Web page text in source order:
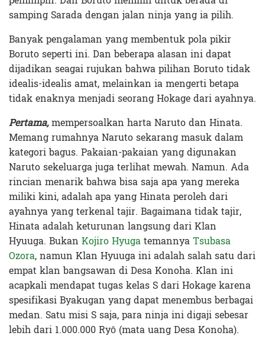
samping Sarada dengan jalan ninja yang ia pilih.
Banyak pengalaman yang membentuk pola pikir
Boruto seperti ini. Dan beberapa alasan ini dapat
dijadikan seagai rujukan bahwa pilihan Boruto tidak
idealis-idealis amat, melainkan ia mengerti betapa
tidak enaknya menjadi seorang Hokage dari ayahnya.
Pertama,mempersoalkan harta Naruto dan Hinata.
Memang rumahnya Naruto sekarang masuk dalam
kategori bagus. Pakaian-pakaian yang digunakan
Naruto sekeluarga juga terlihat mewah. Namun. Ada
rincian menarik bahwa bisa saja apa yang mereka
miliki kini, adalah apa yang Hinata peroleh dari
ayahnya yang terkenal tajir. Bagaimana tidak tajir,
Hinata adalah keturunan langsung dari Klan
Hyuuga. Bukan Kojiro HyugatemannyaTsubasa
Ozora, namun Klan Hyuuga ini adalah salah satu dari
empat klan bangsawan di Desa Konoha. Klan ini
acapkali mendapat tugas kelas S dari Hokage karena
spesifikasi Byakugan yang dapat menembus berbagai
medan. Satu misi S saja, para ninja ini digaji sebesar
lebih dari 1.000.000 Ryō (mata uang Desa Konoha).